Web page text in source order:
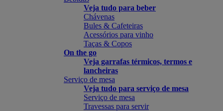
Veja tudo para beber
Chávenas
Bules & Cafeteiras
Acessórios para vinho
Taças & Copos
On the go
Veja garrafas térmicos, termos e
lancheiras
Serviço de mesa
Veja tudo para serviço de mesa
Serviço de mesa
Travessas para servir